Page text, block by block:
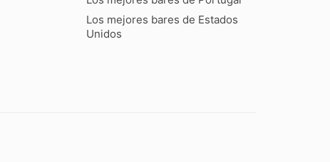
Los mejores bares de Estados
Unidos